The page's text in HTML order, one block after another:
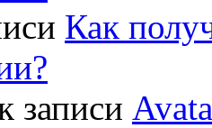
Как
записи